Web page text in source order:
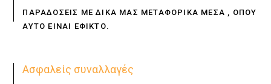
ΠΑΡΑΔΟΣΕΙΣ ΜΕ ΔΙΚΑ ΜΑΣ ΜΕΤΑΦΟΡΙΚΑ ΜΕΣΑ , ΟΠΟΥ
ΑΥΤΟ ΕΙΝΑΙ ΕΦΙΚΤΟ.
Ασφαλείς συναλλαγές